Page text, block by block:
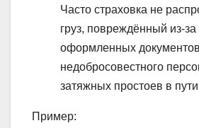
Часто страховка не
груз, повреждённый из-
оформленных
недобросовестного
затяжных простоев в
Пример: